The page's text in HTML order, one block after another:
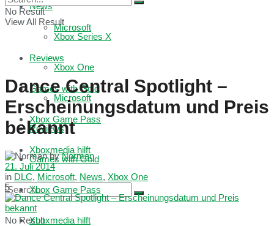
Microsoft
Reviews
Games with Gold
Xbox Game Pass
Xboxmedia hilft
No Result
News
Xbox Series X
Xbox One
Microsoft
Reviews
Games with Gold
Xbox Game Pass
Xboxmedia hilft
No Result
View All Result
Dance Central Spotlight –
Erscheinungsdatum und Preis
bekannt
by Norman
21. Juli 2014
in DLC, Microsoft, News, Xbox One
5